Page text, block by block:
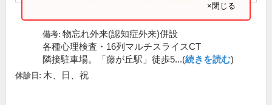
×閉じる
備考: 物忘れ外来(認知症外来)併設
各種心理検査・16列マルチスライスCT
隣接駐車場。「藤が丘駅」徒歩5...(続きを読む)
休診日: 木、日、祝